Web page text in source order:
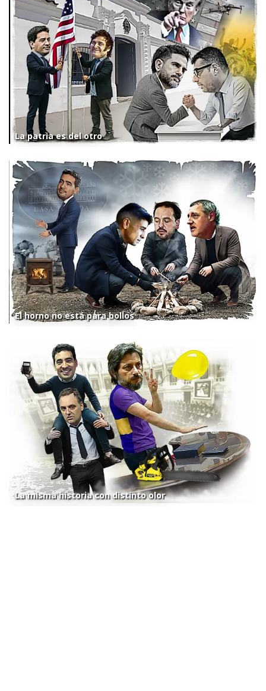
La patria es del otro
El horno no está para bollos
La misma historia con distinto olor